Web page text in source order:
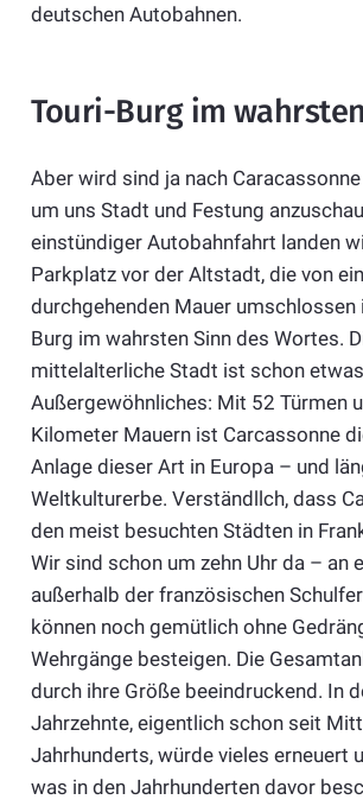
deutschen Autobahnen.
Touri-Burg im
Aber wird sind ja nach
um uns Stadt und Festung
einstündiger Autobahnfahrt landen
Parkplatz vor der Altstadt, die von
durchgehenden Mauer umschlossen
Burg im wahrsten Sinn des Wortes.
mittelalterliche Stadt ist schon etwas
Außergewöhnliches: Mit 52 Türmen
Kilometer Mauern ist Carcassonne
Anlage dieser Art in Europa – und
Weltkulturerbe. Verständllch, dass
den meist besuchten Städten in
Wir sind schon um zehn Uhr da – an
außerhalb der französischen
können noch gemütlich ohne
Wehrgänge besteigen. Die
durch ihre Größe beeindruckend. In
Jahrzehnte, eigentlich schon seit
Jahrhunderts, würde vieles erneuert
was in den Jahrhunderten davor